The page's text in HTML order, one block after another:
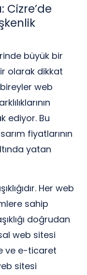
Cizre’de
büyük bir
olarak dikkat
web
ediyor. Bu
fiyatlarının
yatan
Her web
sahip
doğrudan
web sitesi
ve e-ticaret
sitesi